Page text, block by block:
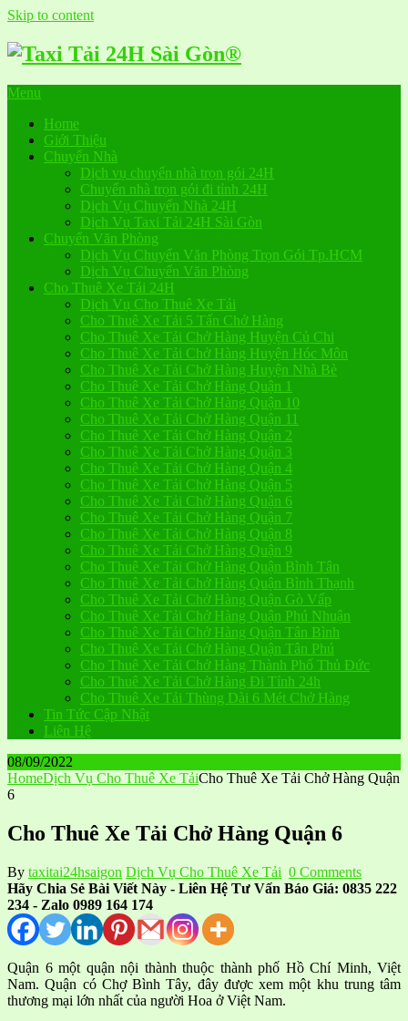
Skip to content
Menu
Home
Giới Thiệu
Chuyển Nhà
Dịch vụ chuyển nhà trọn gói 24H
Chuyển nhà trọn gói đi tỉnh 24H
Dịch Vụ Chuyển Nhà 24H
Dịch Vụ Taxi Tải 24H Sài Gòn
Chuyển Văn Phòng
Dịch Vụ Chuyển Văn Phòng Trọn Gói Tp.HCM
Dịch Vụ Chuyển Văn Phòng
Cho Thuê Xe Tải 24H
Dịch Vụ Cho Thuê Xe Tải
Cho Thuê Xe Tải 5 Tấn Chở Hàng
Cho Thuê Xe Tải Chở Hàng Huyện Củ Chi
Cho Thuê Xe Tải Chở Hàng Huyện Hóc Môn
Cho Thuê Xe Tải Chở Hàng Huyện Nhà Bè
Cho Thuê Xe Tải Chở Hàng Quận 1
Cho Thuê Xe Tải Chở Hàng Quận 10
Cho Thuê Xe Tải Chở Hàng Quận 11
Cho Thuê Xe Tải Chở Hàng Quận 2
Cho Thuê Xe Tải Chở Hàng Quận 3
Cho Thuê Xe Tải Chở Hàng Quận 4
Cho Thuê Xe Tải Chở Hàng Quận 5
Cho Thuê Xe Tải Chở Hàng Quận 6
Cho Thuê Xe Tải Chở Hàng Quận 7
Cho Thuê Xe Tải Chở Hàng Quận 8
Cho Thuê Xe Tải Chở Hàng Quận 9
Cho Thuê Xe Tải Chở Hàng Quận Bình Tân
Cho Thuê Xe Tải Chở Hàng Quận Bình Thạnh
Cho Thuê Xe Tải Chở Hàng Quận Gò Vấp
Cho Thuê Xe Tải Chở Hàng Quận Phú Nhuận
Cho Thuê Xe Tải Chở Hàng Quận Tân Bình
Cho Thuê Xe Tải Chở Hàng Quận Tân Phú
Cho Thuê Xe Tải Chở Hàng Thành Phố Thủ Đức
Cho Thuê Xe Tải Chở Hàng Đi Tỉnh 24h
Cho Thuê Xe Tải Thùng Dài 6 Mét Chở Hàng
Tin Tức Cập Nhật
Liên Hệ
08/09/2022
HomeDịch Vụ Cho Thuê Xe TảiCho Thuê Xe Tải Chở Hàng Quận
6
Cho Thuê Xe Tải Chở Hàng Quận 6
By taxitai24hsaigon Dịch Vụ Cho Thuê Xe Tải 0 Comments
Hãy Chia Sẻ Bài Viết Này - Liên Hệ Tư Vấn Báo Giá: 0835 222
234 - Zalo 0989 164 174
Quận 6 một quận nội thành thuộc thành phố Hồ Chí Minh, Việt
Nam. Quận có Chợ Bình Tây, đây được xem một khu trung tâm
thương mại lớn nhất của người Hoa ở Việt Nam.